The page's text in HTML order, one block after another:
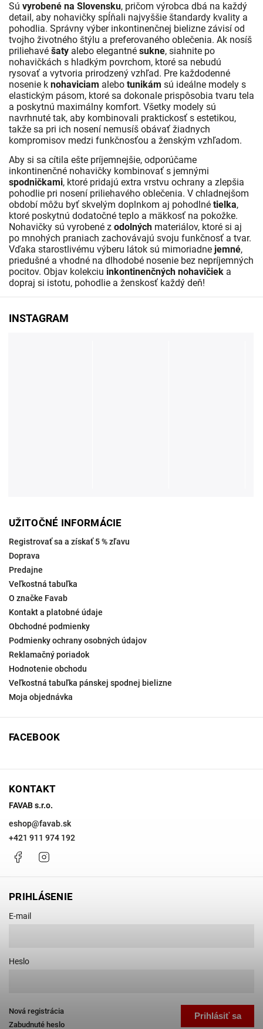
Sú vyrobené na Slovensku, pričom výrobca dbá na každý
detail, aby nohavičky spĺňali najvyššie štandardy kvality a
pohodlia. Správny výber inkontinenčnej bielizne závisí od
tvojho životného štýlu a preferovaného oblečenia. Ak nosíš
priliehavé šaty alebo elegantné sukne, siahnite po
nohavičkách s hladkým povrchom, ktoré sa nebudú
rysovať a vytvoria prirodzený vzhľad. Pre každodenné
nosenie k nohaviciam alebo tunikám sú ideálne modely s
elastickým pásom, ktoré sa dokonale prispôsobia tvaru tela
a poskytnú maximálny komfort. Všetky modely sú
navrhnuté tak, aby kombinovali praktickosť s estetikou,
takže sa pri ich nosení nemusíš obávať žiadnych
kompromisov medzi funkčnosťou a ženským vzhľadom.
Aby si sa cítila ešte príjemnejšie, odporúčame
inkontinenčné nohavičky kombinovať s jemnými
spodničkami, ktoré pridajú extra vrstvu ochrany a zlepšia
pohodlie pri nosení priliehavého oblečenia. V chladnejšom
období môžu byť skvelým doplnkom aj pohodlné tielka,
ktoré poskytnú dodatočné teplo a mäkkosť na pokožke.
Nohavičky sú vyrobené z odolných materiálov, ktoré si aj
po mnohých praniach zachovávajú svoju funkčnosť a tvar.
Vďaka starostlivému výberu látok sú mimoriadne jemné,
priedušné a vhodné na dlhodobé nosenie bez nepríjemných
pocitov. Objav kolekciu inkontinenčných nohavičiek a
dopraj si istotu, pohodlie a ženskosť každý deň!
UŽITOČNÉ INFORMÁCIE
Registrovať sa a získať 5 % zľavu
Doprava
Predajne
Veľkostná tabuľka
O značke Favab
Kontakt a platobné údaje
Obchodné podmienky
Podmienky ochrany osobných údajov
Reklamačný poriadok
Hodnotenie obchodu
Veľkostná tabuľka pánskej spodnej bielizne
Moja objednávka
FACEBOOK
KONTAKT
FAVAB s.r.o.
eshop@favab.sk
+421 911 974 192
Facebook
PRIHLÁSENIE
E-mail
Heslo
Prihlásiť sa
Nová registrácia
Zabudnuté heslo
INSTAGRAM